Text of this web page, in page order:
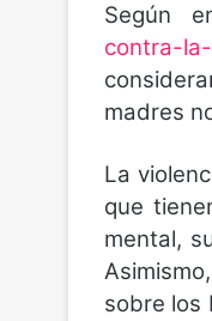
Según
contra-
madres
La
que
mental,
sobre los